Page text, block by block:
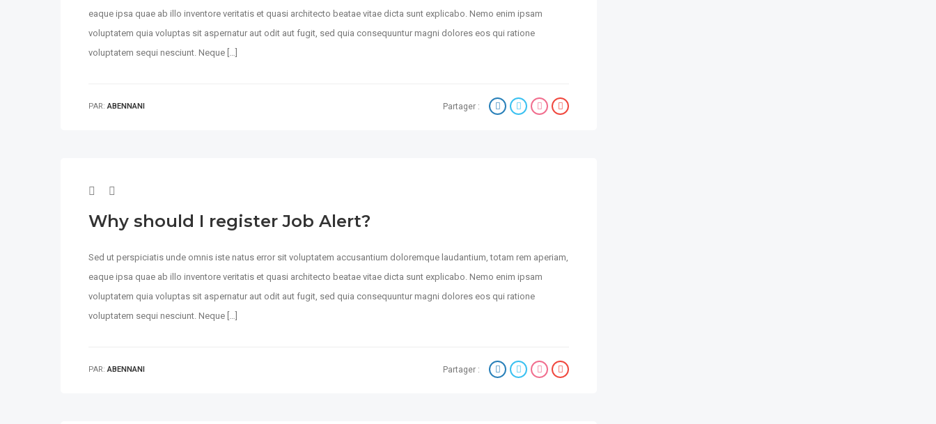
eaque ipsa quae ab illo inventore veritatis et quasi architecto beatae vitae dicta sunt explicabo. Nemo enim ipsam
voluptatem quia voluptas sit aspernatur aut odit aut fugit, sed quia consequuntur magni dolores eos qui ratione
voluptatem sequi nesciunt. Neque […]
PAR:ABENNANI Partager :
Why should I register Job Alert?
Sed ut perspiciatis unde omnis iste natus error sit voluptatem accusantium doloremque laudantium, totam rem aperiam,
eaque ipsa quae ab illo inventore veritatis et quasi architecto beatae vitae dicta sunt explicabo. Nemo enim ipsam
voluptatem quia voluptas sit aspernatur aut odit aut fugit, sed quia consequuntur magni dolores eos qui ratione
voluptatem sequi nesciunt. Neque […]
PAR:ABENNANI Partager :